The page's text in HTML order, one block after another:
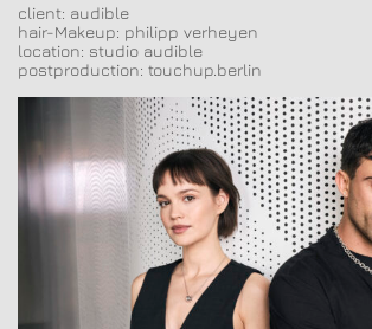
client: audible
hair-Makeup: philipp verheyen
location: studio audible
postproduction: touchup.berlin